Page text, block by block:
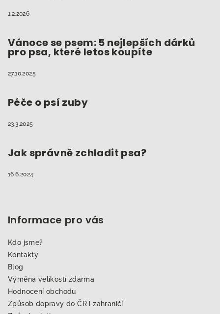
1.2.2026
Vánoce se psem: 5 nejlepších dárků
pro psa, které letos koupíte
27.10.2025
Péče o psí zuby
23.3.2025
Jak správně zchladit psa?
16.6.2024
Informace pro vás
Kdo jsme?
Kontakty
Blog
Výměna velikostí zdarma
Hodnocení obchodu
Způsob dopravy do ČR i zahraničí